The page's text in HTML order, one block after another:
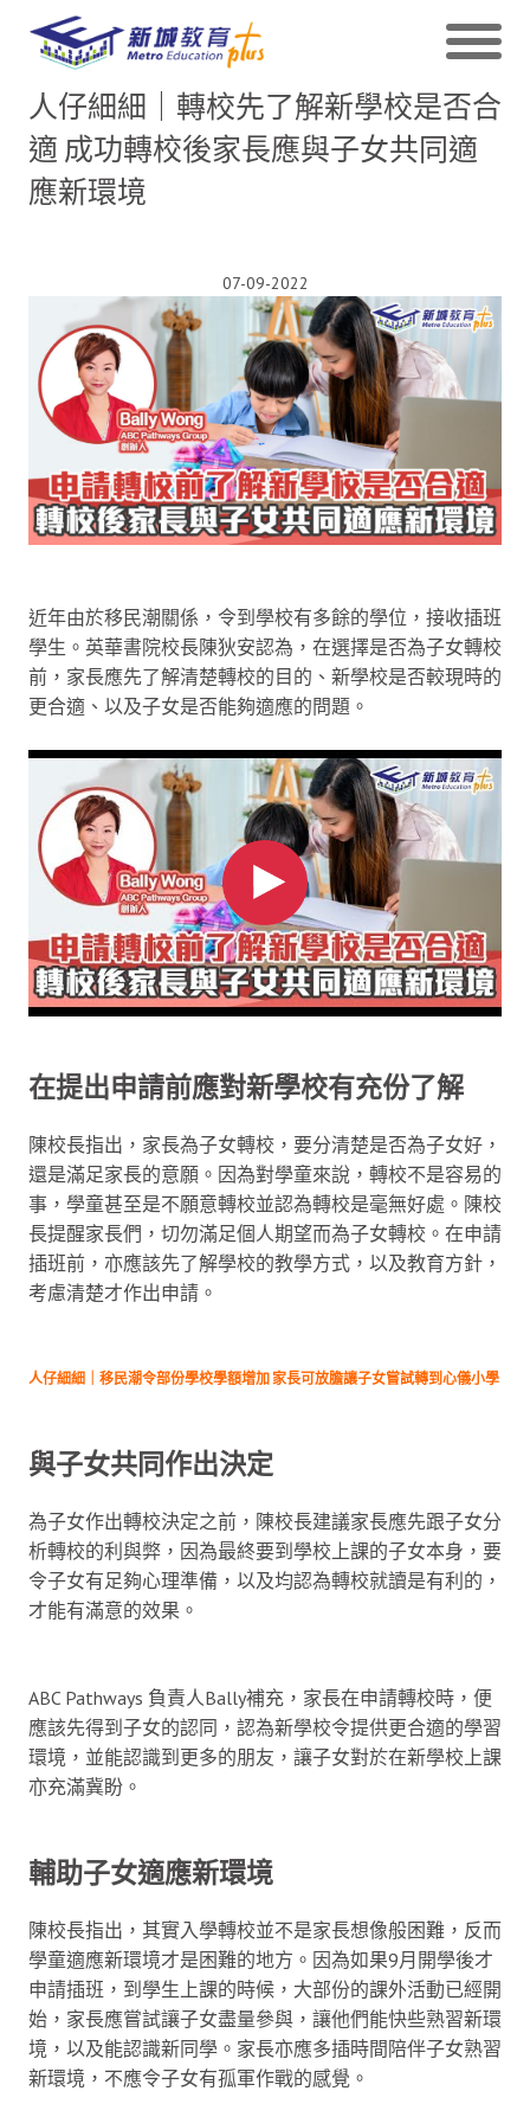
人仔細細｜轉校先了解新學校是否合
適 成功轉校後家長應與子女共同適
應新環境
07-09-2022
近年由於移民潮關係，令到學校有多餘的學位，接收插班
學生。英華書院校長陳狄安認為，在選擇是否為子女轉校
前，家長應先了解清楚轉校的目的、新學校是否較現時的
更合適、以及子女是否能夠適應的問題。
在提出申請前應對新學校有充份了解
陳校長指出，家長為子女轉校，要分清楚是否為子女好，
還是滿足家長的意願。因為對學童來說，轉校不是容易的
事，學童甚至是不願意轉校並認為轉校是毫無好處。陳校
長提醒家長們，切勿滿足個人期望而為子女轉校。在申請
插班前，亦應該先了解學校的教學方式，以及教育方針，
考慮清楚才作出申請。
人仔細細｜移民潮令部份學校學額增加 家長可放膽讓子女嘗試轉到心儀小學
與子女共同作出決定
為子女作出轉校決定之前，陳校長建議家長應先跟子女分
析轉校的利與弊，因為最終要到學校上課的子女本身，要
令子女有足夠心理準備，以及均認為轉校就讀是有利的，
才能有滿意的效果。
ABC Pathways 負責人Bally補充，家長在申請轉校時，便
應該先得到子女的認同，認為新學校令提供更合適的學習
環境，並能認識到更多的朋友，讓子女對於在新學校上課
亦充滿冀盼。
輔助子女適應新環境
陳校長指出，其實入學轉校並不是家長想像般困難，反而
學童適應新環境才是困難的地方。因為如果9月開學後才
申請插班，到學生上課的時候，大部份的課外活動已經開
始，家長應嘗試讓子女盡量參與，讓他們能快些熟習新環
境，以及能認識新同學。家長亦應多插時間陪伴子女熟習
新環境，不應令子女有孤軍作戰的感覺。